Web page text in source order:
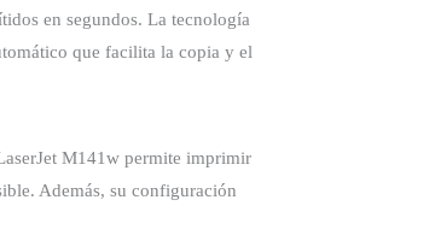
en segundos. La tecnología
que facilita la copia y el
M141w permite imprimir
Además, su configuración